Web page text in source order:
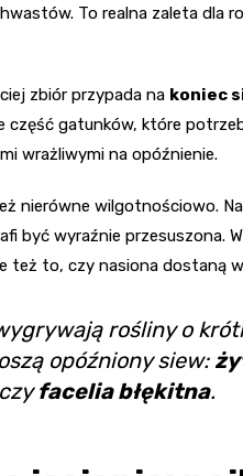
To realna zaleta dla
zbiór przypada na koniec
część gatunków, które
wrażliwymi na opóźnienie.
nierówne wilgotnościowo.
być wyraźnie przesuszona.
też to, czy nasiona dostaną
rośliny o
opóźniony siew:
facelia błękitna.